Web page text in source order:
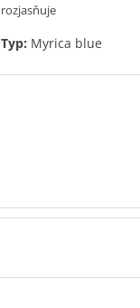
rozjasňuje
Typ: Myrica blue